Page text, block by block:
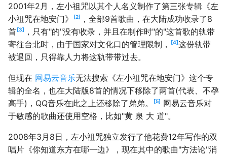
索
引
擎
2001年2月，左小祖咒以其个人名义制作了第三张专辑《左
小祖咒在地安门》
2
，全部9首歌曲，在大陆成功收录了8
首 3
，只有"的"没有收录，并且在制作时"的"这首歌的轨带
寄往台北时，由于国家对文化口的管理限制，
4 这份轨带
被退回，只得靠人力将这轨带带过去。
但现在 网易云音乐无法搜索《左小祖咒在地安门》这个专
辑的全名，也在大陆版8首的情况下移除了两首(代表、不孕
高手)，QQ音乐在此之上还移除了弟弟。
5
网易云音乐对
于敏感的歌曲还使用空格，比如"黄 泉 大 道"。
2008年3月8日，左小祖咒独立发行了他花费12年写作的双
唱片《你知道东方在哪一边》，现在其中的歌曲"方法论"消